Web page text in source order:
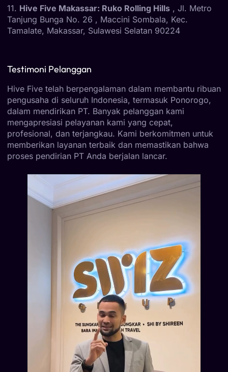
11. Hive Five Makassar: Ruko Rolling Hills , Jl. Metro
Tanjung Bunga No. 26 , Maccini Sombala, Kec.
Tamalate, Makassar, Sulawesi Selatan 90224
Testimoni Pelanggan
Hive Five telah berpengalaman dalam membantu ribuan
pengusaha di seluruh Indonesia, termasuk Ponorogo,
dalam mendirikan PT. Banyak pelanggan kami
mengapresiasi pelayanan kami yang cepat,
profesional, dan terjangkau. Kami berkomitmen untuk
memberikan layanan terbaik dan memastikan bahwa
proses pendirian PT Anda berjalan lancar.